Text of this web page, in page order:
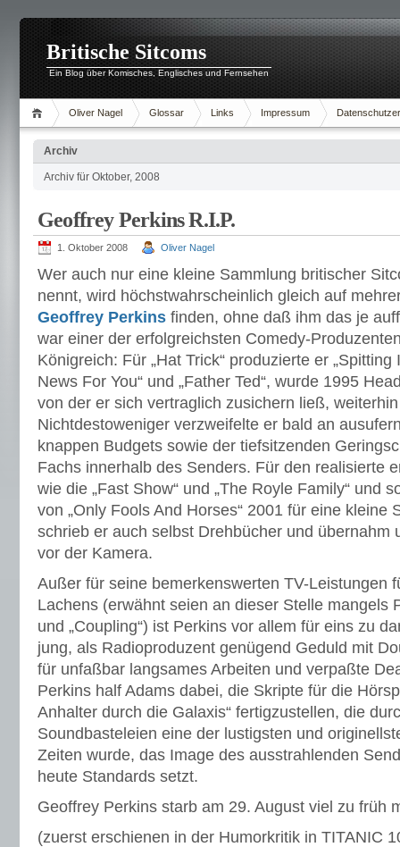
Britische Sitcoms
Ein Blog über Komisches, Englisches und Fernsehen
Oliver Nagel Glossar Links Impressum
Archiv
Archiv für Oktober, 2008
Geoffrey Perkins R.I.P.
1. Oktober 2008 Oliver Nagel
Wer auch nur eine kleine Sammlung britischer
nennt, wird höchstwahrscheinlich gleich auf
Geoffrey Perkins finden, ohne daß ihm das je
war einer der erfolgreichsten Comedy-
Königreich: Für „Hat Trick“ produzierte er „Spitting
News For You“ und „Father Ted“, wurde 1995
von der er sich vertraglich zusichern ließ,
Nichtdestoweniger verzweifelte er bald an
knappen Budgets sowie der tiefsitzenden
Fachs innerhalb des Senders. Für den realisierte
wie die „Fast Show“ und „The Royle Family“ und
von „Only Fools And Horses“ 2001 für eine kleine
schrieb er auch selbst Drehbücher und übernahm
vor der Kamera.
Außer für seine bemerkenswerten TV-Leistungen
Lachens (erwähnt seien an dieser Stelle mangels
und „Coupling“) ist Perkins vor allem für eins zu
jung, als Radioproduzent genügend Geduld mit
für unfaßbar langsames Arbeiten und verpaßte
Perkins half Adams dabei, die Skripte für die
Anhalter durch die Galaxis“ fertigzustellen, die
Soundbasteleien eine der lustigsten und
Zeiten wurde, das Image des ausstrahlenden
heute Standards setzt.
Geoffrey Perkins starb am 29. August viel zu früh
(zuerst erschienen in der Humorkritik in TITANIC